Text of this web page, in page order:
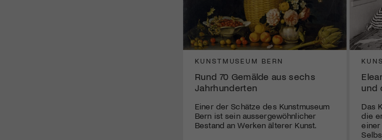
KUNSTMUSEUM BERN
Rund 70 Gemälde aus sechs
Jahrhunderten
Einer der Schätze des Kunstmuseum
Bern ist sein aussergewöhnlicher
Bestand an Werken älterer Kunst.
und
Das
die